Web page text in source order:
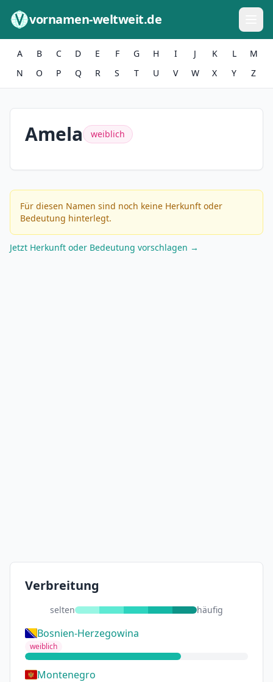
vornamen-weltweit.de
A B C D E F G H I J K L
M
N
O P Q R S T U V W X Y Z
Amela weiblich
Für diesen Namen sind noch keine Herkunft oder
Bedeutung hinterlegt.
Jetzt Herkunft oder Bedeutung vorschlagen →
Verbreitung
selten häufig
Bosnien-Herzegowina
weiblich
Montenegro